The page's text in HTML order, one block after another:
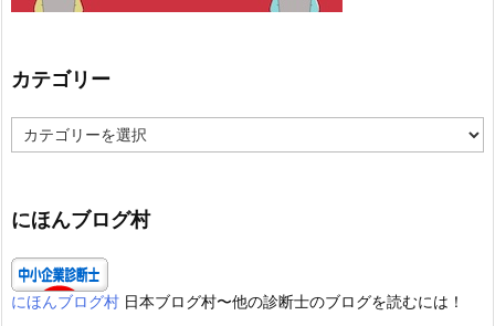
カテゴリー
テ
ー
にほんブログ村
にほんブログ村 日本ブログ村〜他の診断士のブログを読むには！